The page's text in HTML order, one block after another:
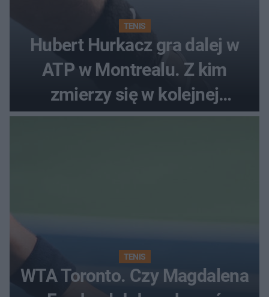
TENIS
Hubert Hurkacz gra dalej w
ATP w Montrealu. Z kim
zmierzy się w kolejnej
rundzie?
TENIS
WTA Toronto. Czy Magdalena